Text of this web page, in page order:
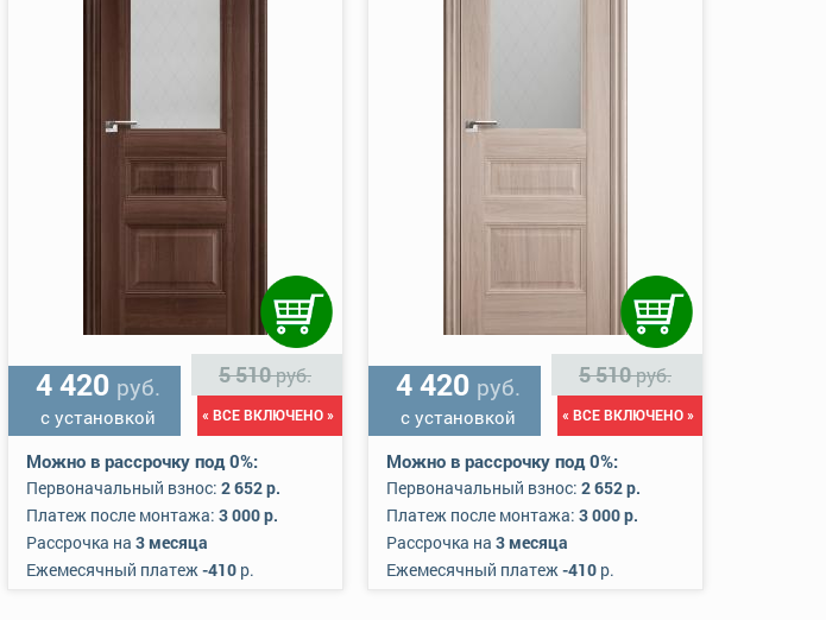
4 420 руб.
с установкой
5 510руб.
« ВСЕ ВКЛЮЧЕНО »
Можно в рассрочку под 0%:
Первоначальный взнос: 2 652 р.
Платеж после монтажа: 3 000 р.
Рассрочка на 3 месяца
Ежемесячный платеж-410 р.
4 420 руб.
с установкой
5 510руб.
« ВСЕ ВКЛЮЧЕНО »
Можно в рассрочку под 0%:
Первоначальный взнос: 2 652 р.
Платеж после монтажа: 3 000 р.
Рассрочка на 3 месяца
Ежемесячный платеж-410 р.